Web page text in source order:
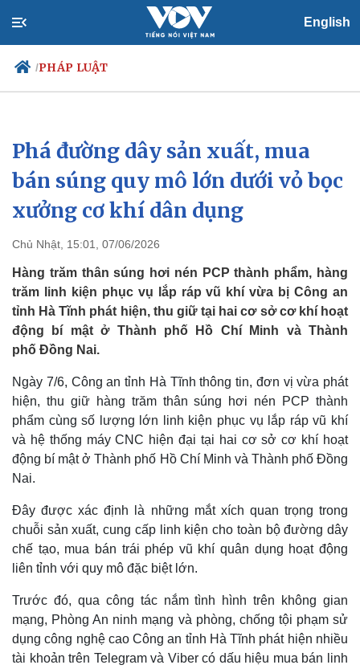
English
/PHÁP LUẬT
Chính trị
Đảng
Tổ chức nhân sự
Quốc hội
Nhận diện sự thật
Xã hội
Tin 24h
Dự báo thời tiết
Giáo dục
Dấu ấn VOV
Phá đường dây sản xuất, mua
bán súng quy mô lớn dưới vỏ bọc
xưởng cơ khí dân dụng
Chủ Nhật, 15:01, 07/06/2026
Hàng trăm thân súng hơi nén PCP thành phẩm, hàng
trăm linh kiện phục vụ lắp ráp vũ khí vừa bị Công an
tỉnh Hà Tĩnh phát hiện, thu giữ tại hai cơ sở cơ khí hoạt
động bí mật ở Thành phố Hồ Chí Minh và Thành
phố Đồng Nai.
Ngày 7/6, Công an tỉnh Hà Tĩnh thông tin, đơn vị vừa phát
hiện, thu giữ hàng trăm thân súng hơi nén PCP thành
phẩm cùng số lượng lớn linh kiện phục vụ lắp ráp vũ khí
và hệ thống máy CNC hiện đại tại hai cơ sở cơ khí hoạt
động bí mật ở Thành phố Hồ Chí Minh và Thành phố Đồng
Nai.
​Đây được xác định là những mắt xích quan trọng trong
chuỗi sản xuất, cung cấp linh kiện cho toàn bộ đường dây
chế tạo, mua bán trái phép vũ khí quân dụng hoạt động
liên tỉnh với quy mô đặc biệt lớn.
​Trước đó, qua công tác nắm tình hình trên không gian
mạng, Phòng An ninh mạng và phòng, chống tội phạm sử
dụng công nghệ cao Công an tỉnh Hà Tĩnh phát hiện nhiều
tài khoản trên Telegram và Viber có dấu hiệu mua bán linh